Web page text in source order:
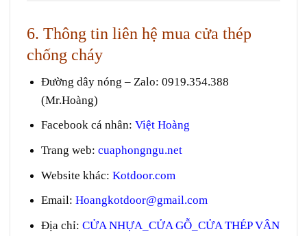
6. Thông tin liên hệ mua cửa thép
chống cháy
Đường dây nóng – Zalo: 0919.354.388
(Mr.Hoàng)
Facebook cá nhân: Việt Hoàng
Trang web: cuaphongngu.net
Website khác: Kotdoor.com
Email: Hoangkotdoor@gmail.com
Địa chỉ: CỬA NHỰA_CỬA GỖ_CỬA THÉP VÂN